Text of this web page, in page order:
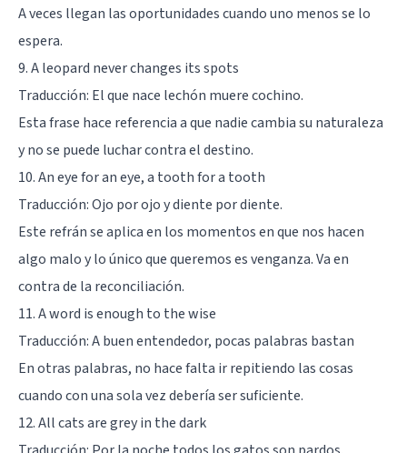
A veces llegan las oportunidades cuando uno menos se lo
espera.
9. A leopard never changes its spots
Traducción: El que nace lechón muere cochino.
Esta frase hace referencia a que nadie cambia su naturaleza
y no se puede luchar contra el destino.
10. An eye for an eye, a tooth for a tooth
Traducción: Ojo por ojo y diente por diente.
Este refrán se aplica en los momentos en que nos hacen
algo malo y lo único que queremos es venganza. Va en
contra de la reconciliación.
11. A word is enough to the wise
Traducción: A buen entendedor, pocas palabras bastan
En otras palabras, no hace falta ir repitiendo las cosas
cuando con una sola vez debería ser suficiente.
12. All cats are grey in the dark